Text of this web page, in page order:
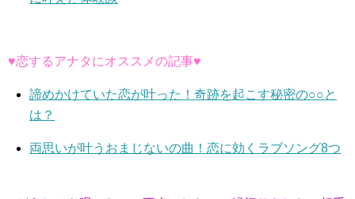
♥恋するアナタにオススメの記事♥
諦めかけていた恋が叶った！奇跡を起こす秘密の○○と
は？
両思いが叶うおまじないの曲！恋に効くラブソング8つ